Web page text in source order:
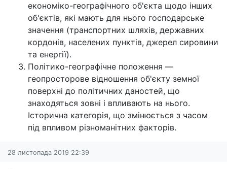
економіко-географічного об'єкта щодо інших
об'єктів, які мають для нього господарське
значення (транспортних шляхів, державних
кордонів, населених пунктів, джерел сировини
та енергії).
Політико-географічне положення —
геопросторове відношення об'єкту земної
поверхні до політичних даностей, що
знаходяться зовні і впливають на нього.
Історична категорія, що змінюється з часом
під впливом різноманітних факторів.
28 листопада 2019 22:39